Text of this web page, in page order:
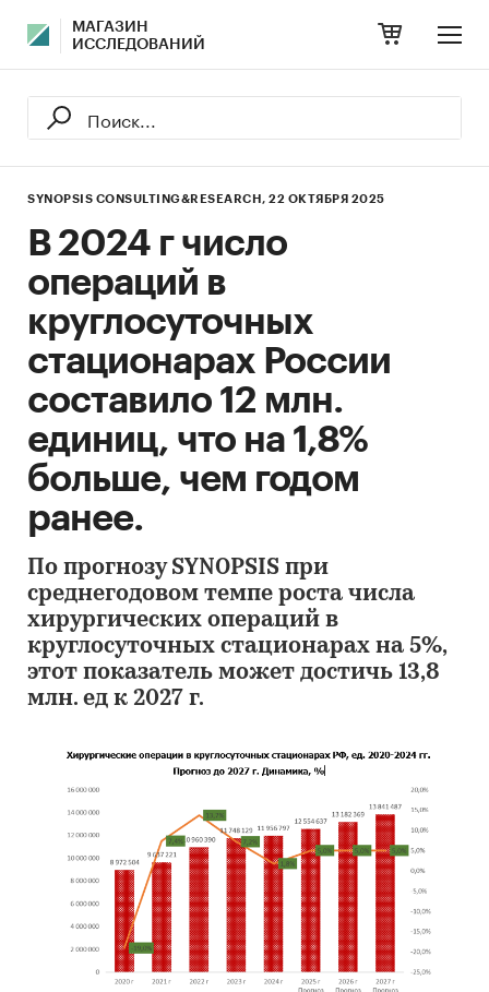
МАГАЗИН
ИССЛЕДОВАНИЙ
SYNOPSIS CONSULTING&RESEARCH, 22 ОКТЯБРЯ 2025
В 2024 г число
операций в
круглосуточных
стационарах России
составило 12 млн.
единиц, что на 1,8%
больше, чем годом
ранее.
По прогнозу SYNOPSIS при
среднегодовом темпе роста числа
хирургических операций в
круглосуточных стационарах на 5%,
этот показатель может достичь 13,8
млн. ед к 2027 г.